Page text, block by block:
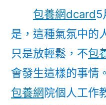
包養網dcard5
是，這種氣氛中的
只是放輕鬆，不包
會發生這樣的事情
包養網院個人工作